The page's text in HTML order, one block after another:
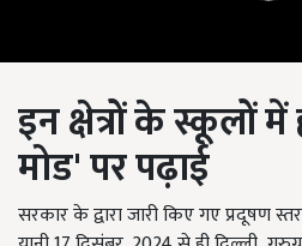
इन क्षेत्रों के स्कूलों में
मोड'पर पढ़ाई
सरकार के द्वारा जारी किए गए प्रदूषण